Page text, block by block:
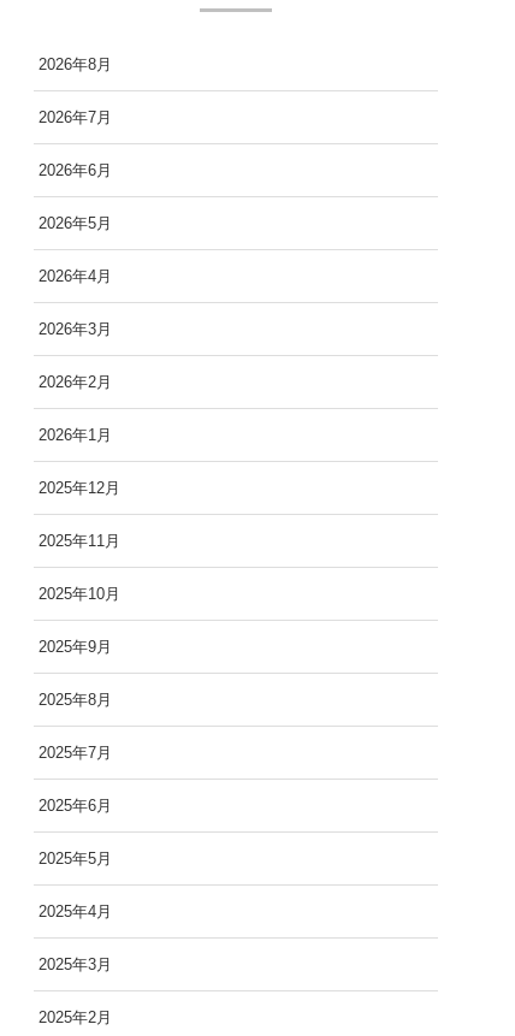
2026年8月
2026年7月
2026年6月
2026年5月
2026年4月
2026年3月
2026年2月
2026年1月
2025年12月
2025年11月
2025年10月
2025年9月
2025年8月
2025年7月
2025年6月
2025年5月
2025年4月
2025年3月
2025年2月